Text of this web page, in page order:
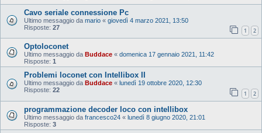
Cavo seriale connessione Pc
Ultimo messaggio da mario « giovedì 4 marzo 2021, 13:50
Risposte: 27 1 2
Optoloconet
Ultimo messaggio da Buddace « domenica 17 gennaio 2021, 11:42
Risposte: 1
Problemi loconet con Intellibox II
Ultimo messaggio da Buddace « lunedì 19 ottobre 2020, 12:30
Risposte: 22 1 2
programmazione decoder loco con intellibox
Ultimo messaggio da francesco24 « lunedì 8 giugno 2020, 21:01
Risposte: 3